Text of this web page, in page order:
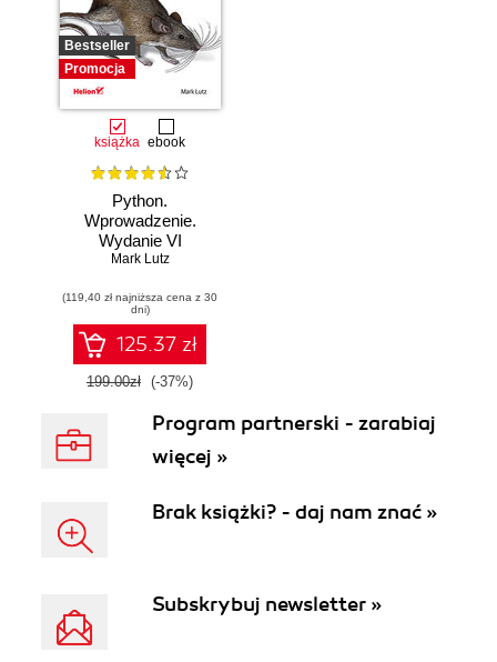
Bestseller
Promocja
książka ebook
Python.
Wprowadzenie.
Wydanie VI
Mark Lutz
(119,40 zł najniższa cena z 30
dni)
125.37 zł
199.00zł (-37%)
Program partnerski - zarabiaj
więcej »
Brak książki? - daj nam znać »
Subskrybuj newsletter »